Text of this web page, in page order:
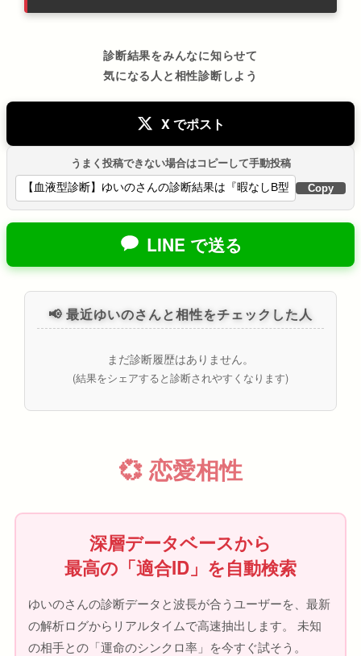
診断結果をみんなに知らせて
気になる人と相性診断しよう
X でポスト
うまく投稿できない場合はコピーして手動投稿
Copy
LINE で送る
📢 最近ゆいのさんと相性をチェックした人
まだ診断履歴はありません。
(結果をシェアすると診断されやすくなります)
💞 恋愛相性
深層データベースから
最高の「適合ID」を自動検索
ゆいのさんの診断データと波長が合うユーザーを、最新
の解析ログからリアルタイムで高速抽出します。 未知
の相手との「運命のシンクロ率」を今すぐ試そう。